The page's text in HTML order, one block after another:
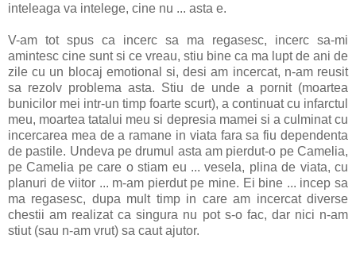
inteleaga va intelege, cine nu ... asta e.
V-am tot spus ca incerc sa ma regasesc, incerc sa-mi
amintesc cine sunt si ce vreau, stiu bine ca ma lupt de ani de
zile cu un blocaj emotional si, desi am incercat, n-am reusit
sa rezolv problema asta. Stiu de unde a pornit (moartea
bunicilor mei intr-un timp foarte scurt), a continuat cu infarctul
meu, moartea tatalui meu si depresia mamei si a culminat cu
incercarea mea de a ramane in viata fara sa fiu dependenta
de pastile. Undeva pe drumul asta am pierdut-o pe Camelia,
pe Camelia pe care o stiam eu ... vesela, plina de viata, cu
planuri de viitor ... m-am pierdut pe mine. Ei bine ... incep sa
ma regasesc, dupa mult timp in care am incercat diverse
chestii am realizat ca singura nu pot s-o fac, dar nici n-am
stiut (sau n-am vrut) sa caut ajutor.